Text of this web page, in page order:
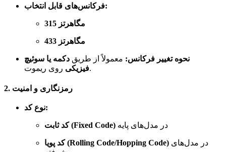
فرکانس‌های قابل انتخاب:
315 مگاهرتز
433 مگاهرتز
نحوه تغییر فرکانس: معمولاً از طریق دکمه یا سوئیچ
فیزیکیروی ریموت.
2. رمزنگاری و امنیت
نوع کد:
کد ثابت (Fixed Code) در مدل‌های پایه
کد پویا (Rolling Code/Hopping Code)